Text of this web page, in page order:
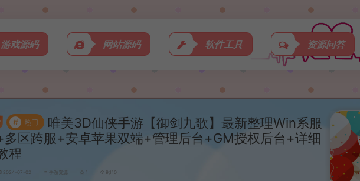
游戏源码 网站源码 软件工具 资源问答
# 热门
唯美3D仙侠手游【御剑九歌】最新整理Win系服
多区跨服+安卓苹果双端+管理后台+GM授权后台+详细
程
2024-07-02 手游资源 1 9,110